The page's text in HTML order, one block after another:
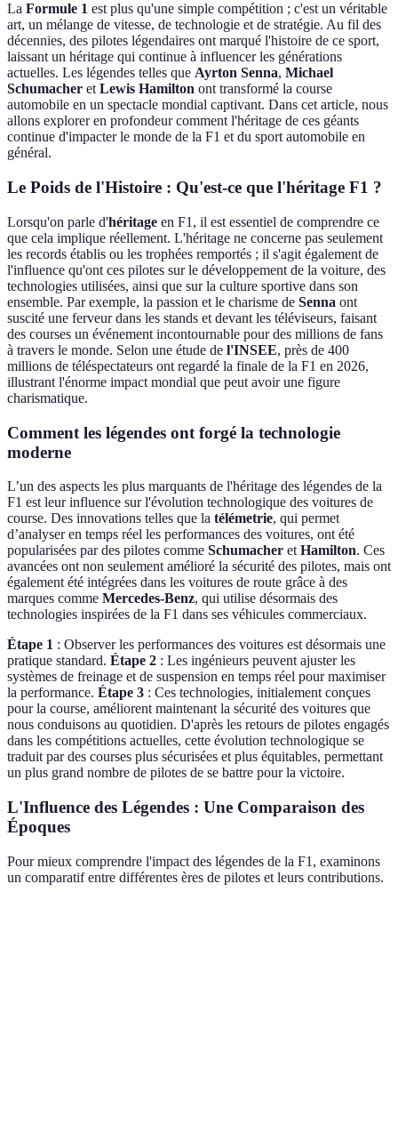
La Formule 1 est plus qu'une simple compétition ; c'est un véritable
art, un mélange de vitesse, de technologie et de stratégie. Au fil des
décennies, des pilotes légendaires ont marqué l'histoire de ce sport,
laissant un héritage qui continue à influencer les générations
actuelles. Les légendes telles que Ayrton Senna, Michael
Schumacher etLewis Hamilton ont transformé la course
automobile en un spectacle mondial captivant. Dans cet article, nous
allons explorer en profondeur comment l'héritage de ces géants
continue d'impacter le monde de la F1 et du sport automobile en
général.
Le Poids de l'Histoire : Qu'est-ce que l'héritage F1 ?
Lorsqu'on parle d'héritage en F1, il est essentiel de comprendre ce
que cela implique réellement. L'héritage ne concerne pas seulement
les records établis ou les trophées remportés ; il s'agit également de
l'influence qu'ont ces pilotes sur le développement de la voiture, des
technologies utilisées, ainsi que sur la culture sportive dans son
ensemble. Par exemple, la passion et le charisme de Senna ont
suscité une ferveur dans les stands et devant les téléviseurs, faisant
des courses un événement incontournable pour des millions de fans
à travers le monde. Selon une étude de l'INSEE, près de 400
millions de téléspectateurs ont regardé la finale de la F1 en 2026,
illustrant l'énorme impact mondial que peut avoir une figure
charismatique.
Comment les légendes ont forgé la technologie
moderne
L’un des aspects les plus marquants de l'héritage des légendes de la
F1 est leur influence sur l'évolution technologique des voitures de
course. Des innovations telles que la télémetrie, qui permet
d’analyser en temps réel les performances des voitures, ont été
popularisées par des pilotes comme Schumacher et Hamilton. Ces
avancées ont non seulement amélioré la sécurité des pilotes, mais ont
également été intégrées dans les voitures de route grâce à des
marques comme Mercedes-Benz, qui utilise désormais des
technologies inspirées de la F1 dans ses véhicules commerciaux.
Étape 1 : Observer les performances des voitures est désormais une
pratique standard. Étape 2 : Les ingénieurs peuvent ajuster les
systèmes de freinage et de suspension en temps réel pour maximiser
la performance. Étape 3 : Ces technologies, initialement conçues
pour la course, améliorent maintenant la sécurité des voitures que
nous conduisons au quotidien. D'après les retours de pilotes engagés
dans les compétitions actuelles, cette évolution technologique se
traduit par des courses plus sécurisées et plus équitables, permettant
un plus grand nombre de pilotes de se battre pour la victoire.
L'Influence des Légendes : Une Comparaison des
Époques
Pour mieux comprendre l'impact des légendes de la F1, examinons
un comparatif entre différentes ères de pilotes et leurs contributions.